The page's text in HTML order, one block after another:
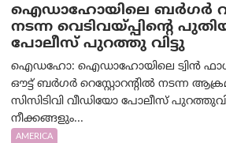
ഐഡാഹോയിലെ ബർഗർ
നടന്ന വെടിവയ്പ്പിന്റെ
പോലീസ് പുറത്തു വിട്ടു
ഐഡഹോ: ഐഡാഹോയിലെ ട്വിൻ
ഔട്ട് ബർഗർ റെസ്റ്റോറന്റിൽ നടന്ന
സിസിടിവി വീഡിയോ പോലീസ്
നീക്കങ്ങളും...
AMERICA